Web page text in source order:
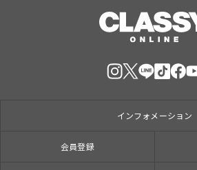
インフォメーション
会員登録